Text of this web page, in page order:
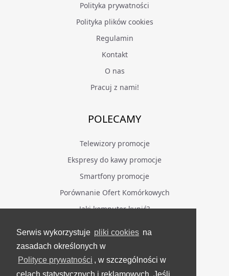
Serwis wykorzystuje pliki cookies na
zasadach określonych w
Polityce prywatności , w szczególności w
celach statystycznych i reklamowych. Jeśli
Polityka prywatności
Polityka plików cookies
Regulamin
Kontakt
O nas
Pracuj z nami!
POLECAMY
Telewizory promocje
Ekspresy do kawy promocje
Smartfony promocje
Porównanie Ofert Komórkowych
Jaki komputer kupić?
BĄDŹ NA BIEŻĄCO
Facebook